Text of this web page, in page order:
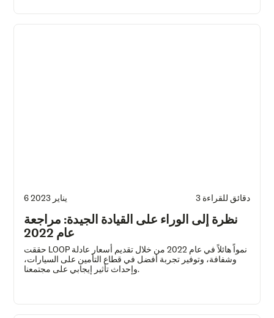
6 يناير 2023 3 دقائق للقراءة
نظرة إلى الوراء على القيادة الجيدة: مراجعة
عام 2022
حققت LOOP نمواً هائلاً في عام 2022 من خلال تقديم أسعار عادلة
وشفافة، وتوفير تجربة أفضل في قطاع التأمين على السيارات،
وإحداث تأثير إيجابي على مجتمعنا.